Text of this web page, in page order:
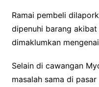
Ramai pembeli
dipenuhi barang
dimaklumkan
Selain di cawangan
masalah sama di